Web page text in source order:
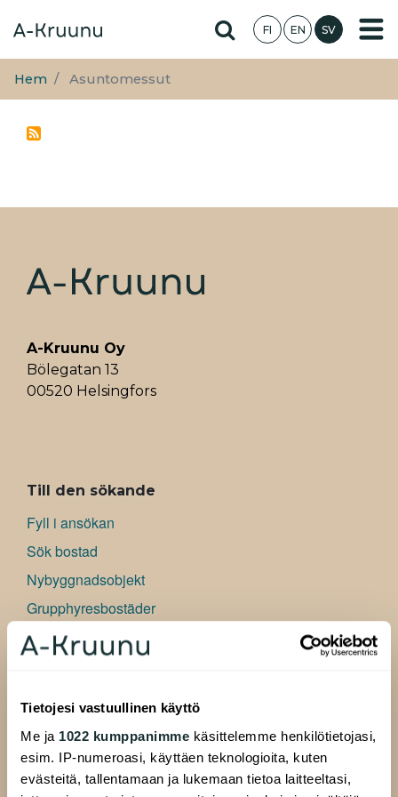
Tietojesi vastuullinen käyttö
Me ja 1022 kumppanimme käsittelemme henkilötietojasi,
esim. IP-numeroasi, käyttäen teknologioita, kuten
evästeitä, tallentamaan ja lukemaan tietoa laitteeltasi,
huvudinnehåll
Hae sivustolta
FI EN SV
Hem Asuntomessut
A-Kruunu Oy
Bölegatan 13
00520 Helsingfors
ALAVALIKKO
Till den sökande
Fyll i ansökan
Sök bostad
Nybyggnadsobjekt
Grupphyresbostäder
Konstnärsbostäder
Vanliga frågor
Till hyresgästen